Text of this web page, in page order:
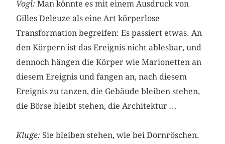
Vogl: Man könnte es mit einem Ausdruck von
Gilles Deleuze als eine Art körperlose
Transformation begreifen: Es passiert etwas. An
den Körpern ist das Ereignis nicht ablesbar, und
dennoch hängen die Körper wie Marionetten an
diesem Ereignis und fangen an, nach diesem
Ereignis zu tanzen, die Gebäude bleiben stehen,
die Börse bleibt stehen, die Architektur …
Kluge: Sie bleiben stehen, wie bei Dornröschen.